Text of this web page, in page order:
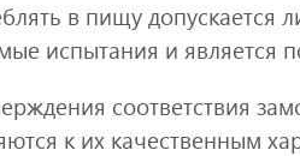
в пищу допускается
испытания и является
соответствия
к их качественным